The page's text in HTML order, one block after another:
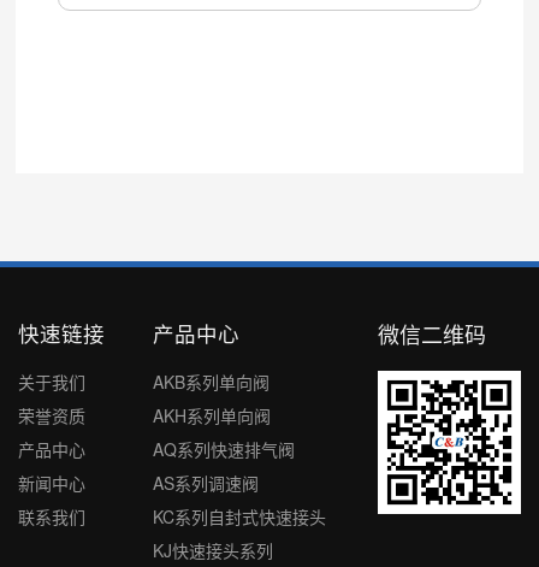
快速链接
关于我们
荣誉资质
产品中心
新闻中心
联系我们
产品中心
AKB系列单向阀
AKH系列单向阀
AQ系列快速排气阀
AS系列调速阀
KC系列自封式快速接头
KJ快速接头系列
微信二维码